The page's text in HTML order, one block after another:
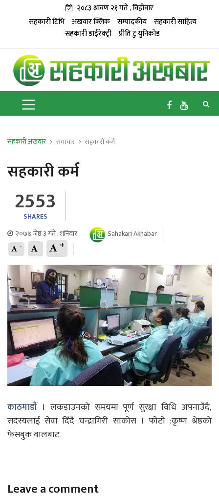
२०८३ श्रावण २१ गते , विहीवार
सहकारी टिभि
अखवार क्लिक सम्पादकीय
सहकारी साहित्य
सहकारी डाईरेक्ट्री प्रीति टु युनिकोड
सहकारी अखवार समाचार सहकारी कर्म
सहकारी कर्म
2553
SHARES
२०७७ जेष्ठ ३ गते , शनिवार
Sahakari Akhabar
- +
काठमाडौं । लकडाउनको समयमा पूर्ण सुरक्षा विधि अपनाउँदै,
सदस्यलाई सेवा दिँदै चन्द्रागिरी साकोस । फोटो :कृष्ण श्रेष्ठको
फेसबुक वालबाट
Leave a comment